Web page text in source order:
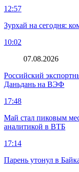
12:57
Зурхай на сегодня:
10:02
07.08.2026
Российский
Даньдань на ВЭФ
17:48
Май стал пиковым
аналитикой в ВТБ
17:14
Парень утонул в